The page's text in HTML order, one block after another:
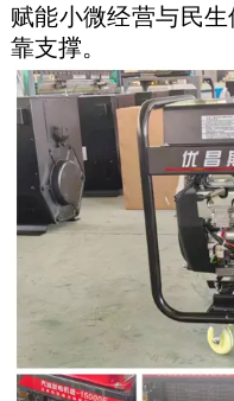
赋能小微经营与民
靠支撑。